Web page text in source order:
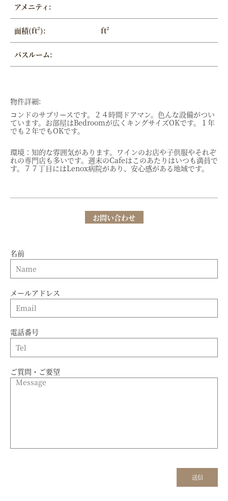
アメニティ:
面積(ft²): ft²
バスルーム:
物件詳細:
コンドのサブリースです。２４時間ドアマン。色んな設備がつい
ています。お部屋はBedroomが広くキングサイズOKです。１年
でも２年でもOKです。
環境：知的な雰囲気があります。ワインのお店や子供服やそれぞ
れの専門店も多いです。週末のCafeはこのあたりはいつも満員で
す。７７丁目にはLenox病院があり、安心感がある地域です。
お問い合わせ
名前
メールアドレス
電話番号
ご質問・ご要望